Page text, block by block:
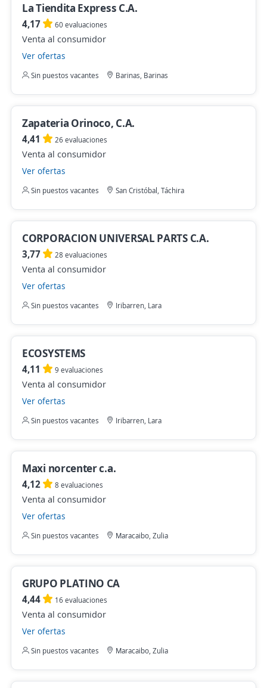
La Tiendita Express C.A.
4,17 60 evaluaciones
Venta al consumidor
Ver ofertas
Sin puestos vacantes Barinas, Barinas
Zapateria Orinoco, C.A.
4,41 26 evaluaciones
Venta al consumidor
Ver ofertas
Sin puestos vacantes San Cristóbal, Táchira
CORPORACION UNIVERSAL PARTS C.A.
3,77 28 evaluaciones
Venta al consumidor
Ver ofertas
Sin puestos vacantes Iribarren, Lara
ECOSYSTEMS
4,11 9 evaluaciones
Venta al consumidor
Ver ofertas
Sin puestos vacantes Iribarren, Lara
Maxi norcenter c.a.
4,12 8 evaluaciones
Venta al consumidor
Ver ofertas
Sin puestos vacantes Maracaibo, Zulia
GRUPO PLATINO CA
4,44 16 evaluaciones
Venta al consumidor
Ver ofertas
Sin puestos vacantes Maracaibo, Zulia